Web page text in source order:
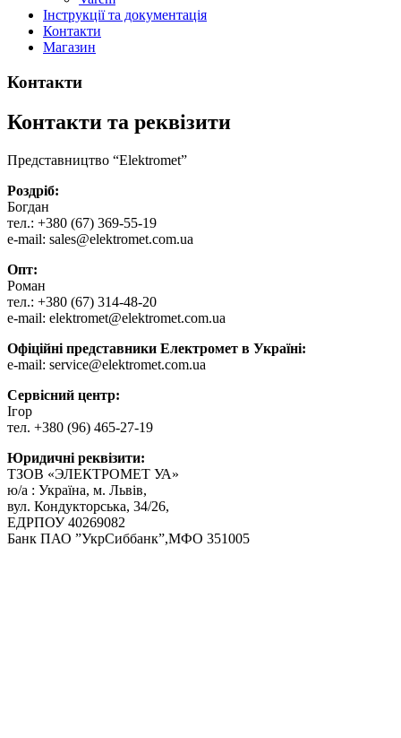
Інструкції та документація
Контакти
Магазин
Контакти
Контакти та реквізити
Представництво “Elektromet”
Роздріб:
Богдан
тел.: +380 (67) 369-55-19
e-mail: sales@elektromet.com.ua
Опт:
Роман
тел.: +380 (67) 314-48-20
e-mail: elektromet@elektromet.com.ua
Офіційні представники Електромет в Україні:
e-mail: service@elektromet.com.ua
Сервісний центр:
Ігор
тел. +380 (96) 465-27-19
Юридичні реквізити:
ТЗОВ «ЭЛЕКТРОМЕТ УА»
ю/а : Україна, м. Львів,
вул. Кондукторська, 34/26,
ЕДРПОУ 40269082
Банк ПАО ”УкрСиббанк”,МФО 351005